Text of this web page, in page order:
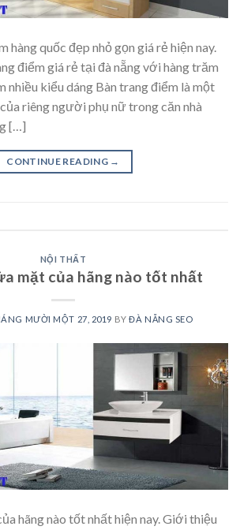
hàng quốc đẹp nhỏ gọn giá rẻ hiện nay.
điểm giá rẻ tại đà nẵng với hàng trăm
nhiều kiểu dáng Bàn trang điểm là một
riêng người phụ nữ trong căn nhà
[…]
CONTINUE READING →
NỘI THẤT
mặt của hãng nào tốt nhất
MƯỜI MỘT 27, 2019 BYĐÀ NẴNG SEO
hãng nào tốt nhất hiện nay. Giới thiệu